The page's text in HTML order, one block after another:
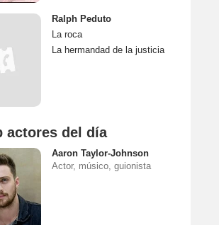
Ralph Peduto
La roca
La hermandad de la justicia
actores del día
Aaron Taylor-Johnson
Actor, músico, guionista